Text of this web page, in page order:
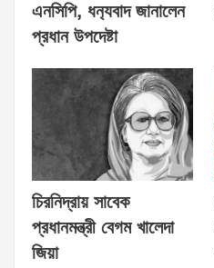
এনসিপি, ধন‍্যবাদ জানালেন
প্রধান উপদেষ্টা
চিরনিদ্রায় সাবেক
প্রধানমন্ত্রী বেগম খালেদা
জিয়া